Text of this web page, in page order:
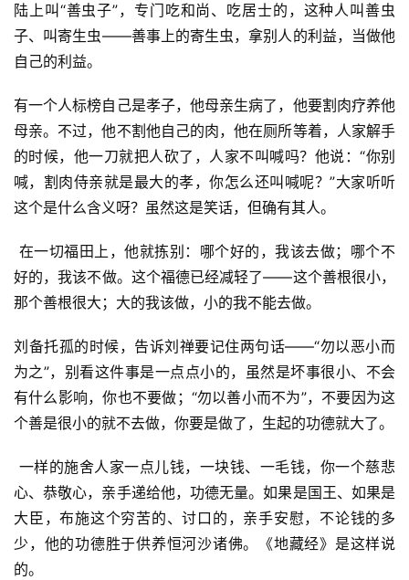
陆上叫“善虫子”，专门吃和尚、吃居士的，这种人叫善虫
子、叫寄生虫——善事上的寄生虫，拿别人的利益，当做他
自己的利益。
有一个人标榜自己是孝子，他母亲生病了，他要割肉疗养他
母亲。不过，他不割他自己的肉，他在厕所等着，人家解手
的时候，他一刀就把人砍了，人家不叫喊吗？他说：“你别
喊，割肉侍亲就是最大的孝，你怎么还叫喊呢？”大家听听
这个是什么含义呀？虽然这是笑话，但确有其人。
在一切福田上，他就拣别：哪个好的，我该去做；哪个不
好的，我该不做。这个福德已经减轻了——这个善根很小，
那个善根很大；大的我该做，小的我不能去做。
刘备托孤的时候，告诉刘禅要记住两句话——“勿以恶小而
为之”，别看这件事是一点点小的，虽然是坏事很小、不会
有什么影响，你也不要做；“勿以善小而不为”，不要因为这
个善是很小的就不去做，你要是做了，生起的功德就大了。
一样的施舍人家一点儿钱，一块钱、一毛钱，你一个慈悲
心、恭敬心，亲手递给他，功德无量。如果是国王、如果是
大臣，布施这个穷苦的、讨口的，亲手安慰，不论钱的多
少，他的功德胜于供养恒河沙诸佛。《地藏经》是这样说
的。